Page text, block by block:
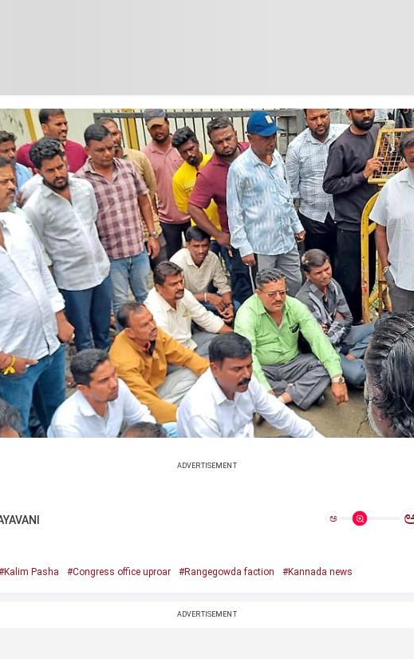
ADVERTISEMENT
ಅ
Pasha #Congress office uproar #Rangegowda faction #Kannada news
ADVERTISEMENT